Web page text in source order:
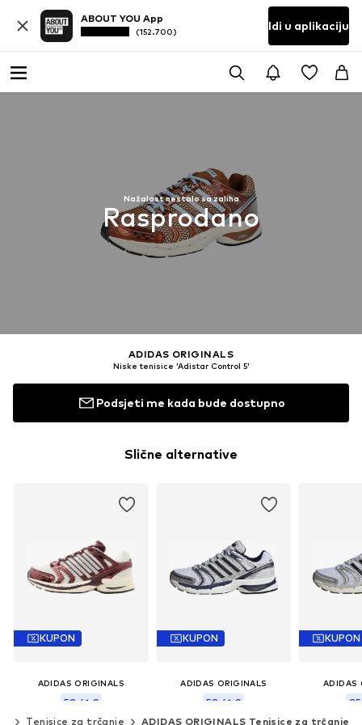
ABOUT YOU App
(152.700) Idi u aplikaciju
Nažalost nestalo sa zaliha
Rasprodano
ADIDAS ORIGINALS
Niske tenisice 'Adistar Control 5'
Podsjeti me kada bude dostupno
Slične alternative
KUPON
ADIDAS ORIGINALS
58,41 €
Prvotno: 109,00 €
KUPON
ADIDAS ORIGINALS
58,41 €
Prvotno: 109,00 €
KUPON
ADIDAS
Tenisice za trčanje ADIDAS ORIGINALS Tenisice za trčanje